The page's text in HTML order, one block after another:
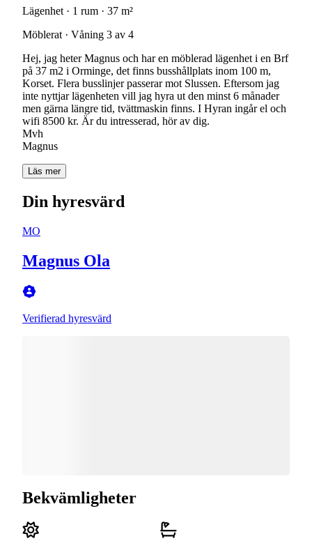
Lägenhet · 1 rum · 37 m²
Möblerat · Våning 3 av 4
Hej, jag heter Magnus och har en möblerad lägenhet i en Brf
på 37 m2 i Orminge, det finns busshållplats inom 100 m,
Korset. Flera busslinjer passerar mot Slussen. Eftersom jag
inte nyttjar lägenheten vill jag hyra ut den minst 6 månader
men gärna längre tid, tvättmaskin finns. I Hyran ingår el och
wifi 8500 kr. Är du intresserad, hör av dig.
Mvh
Magnus
Läs mer
Din hyresvärd
MO
Magnus Ola
Verifierad hyresvärd
Bekvämligheter